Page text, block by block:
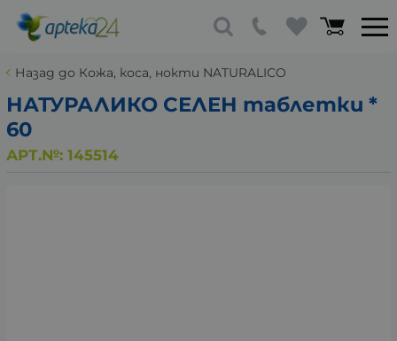
Назад до Кожа, коса, нокти NATURALICO
НАТУРАЛИКО СЕЛЕН таблетки *
60
АРТ.№: 145514